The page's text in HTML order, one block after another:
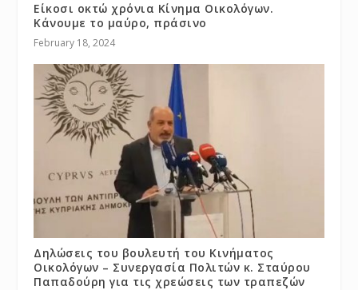
Είκοσι οκτώ χρόνια Κίνημα Οικολόγων.
Κάνουμε το μαύρο, πράσινο
February 18, 2024
Δηλώσεις του βουλευτή του Κινήματος
Οικολόγων – Συνεργασία Πολιτών κ. Σταύρου
Παπαδούρη για τις χρεώσεις των τραπεζών